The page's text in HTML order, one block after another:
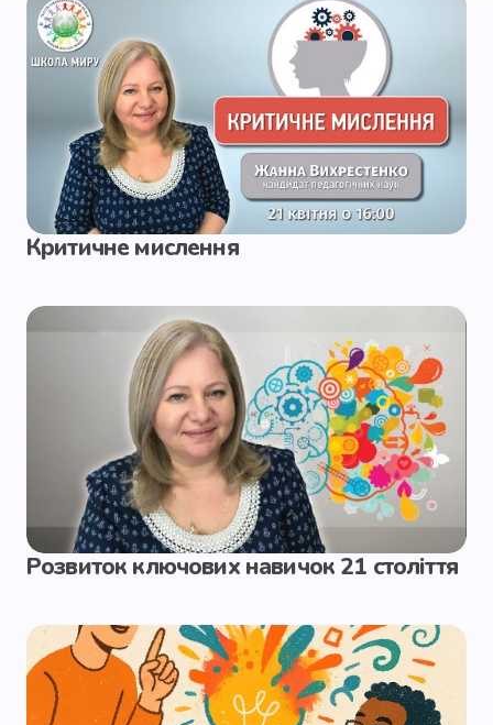
Критичне мислення
Розвиток ключових навичок 21 століття